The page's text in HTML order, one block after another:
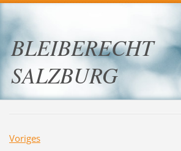
BLEIBERECHT
SALZBURG
Voriges